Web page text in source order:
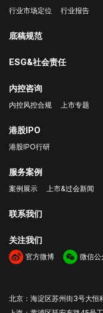
行业市场定位 行业报告
底稿规范
ESG&社会责任
内控咨询
内控风控合规 上市专题
港股IPO
港股IPO行研
服务案例
案例展示 上市&过会新闻
联系我们
关注我们
官方微博 微信公
北京：海淀区苏州街3号大